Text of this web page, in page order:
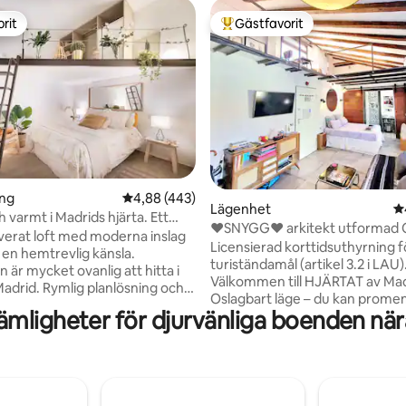
betyg, 446 omdömen
4,88 av 5 i genomsnittligt betyg, 443
4,88 (443)
varmt i Madrids hjärta. Ett
loft med moderna inslag
hemtrevlig känsla.
är mycket ovanlig att hitta i
Rymlig planlösning och
fullt utrustat kök.
med bra madrass. Är väldigt
Populär gästfavorit
Gästfavorit
Lägenhet
♥SNYGG♥ arkitekt utformad
⭐SANERAD⭐
Licensierad korttidsuthyrning
turiständamål (artikel 3.2 i LAU).
Välkommen till HJÄRTAT av
Oslagbart läge – du kan
överallt! Gran Vía: 4 min Plaza Mayor: 12
min Sol: 10 min Chueca sq: 3 min Snygg,
wifi ❄️ Luftkonditionering och
för djurvänliga boenden